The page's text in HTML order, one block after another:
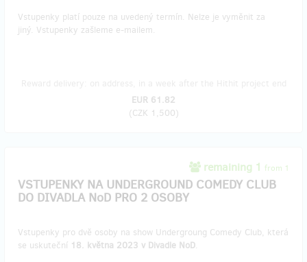
Vstupenky platí pouze na uvedený termín. Nelze je vyměnit za
jiný. Vstupenky zašleme e-mailem.
EUR 61.82
(CZK 1,500)
remaining 1 from 1
VSTUPENKY NA UNDERGROUND COMEDY CLUB
DO DIVADLA NoD PRO 2 OSOBY
Vstupenky pro dvě osoby na show Undergroung Comedy Club, která
se uskuteční 18. května 2023 v Divadle NoD.